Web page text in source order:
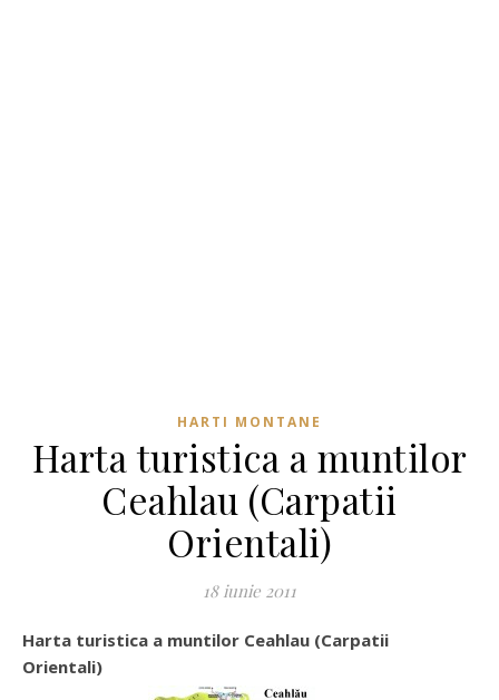
HARTI MONTANE
Harta turistica a muntilor
Ceahlau (Carpatii
Orientali)
18 iunie 2011
Harta turistica a muntilor Ceahlau (Carpatii
Orientali)